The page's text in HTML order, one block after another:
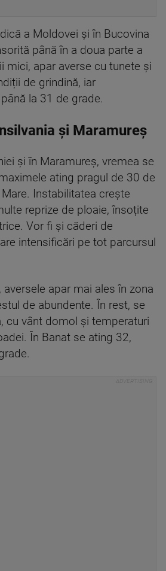
a Moldovei și în Bucovina
până în a doua parte a
mici, apar averse cu tunete și
de grindină, iar
la 31 de grade.
și Maramureș
și în Maramureș, vremea se
ating pragul de 30 de
Instabilitatea crește
reprize de ploaie, însoțite
Vor fi și căderi de
intensificări pe tot parcursul
aversele apar mai ales în zona
de abundente. În rest, se
cu vânt domol și temperaturi
În Banat se ating 32,